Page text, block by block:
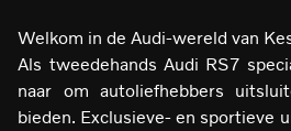
Welkom in de Audi-wereld van
Als tweedehands Audi RS7
naar om autoliefhebbers
bieden. Exclusieve- en sportieve